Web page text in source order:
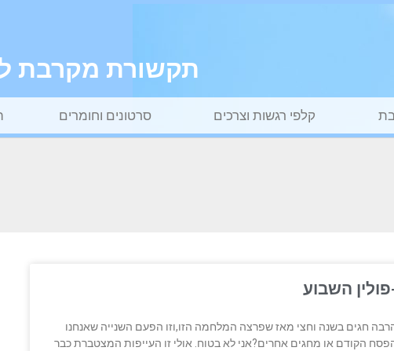
תקשורת מקרבת
קלפי רגשות וצרכים סרטונים וחומרים
חגים בשנה וחצי מאז שפרצה המלחמה הזו,וזו הפעם השנייה שאנחנו
הקודם או מחגים אחרים?אני לא בטוח. אולי זו העייפות המצטברת כבר